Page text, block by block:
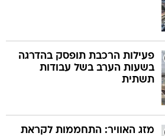
פעילות הרכבת תופסק בהדרגה
בשעות הערב בשל עבודות
תשתית
מזג האוויר: התחממות לקראת